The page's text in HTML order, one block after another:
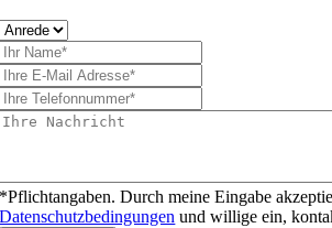
*Pflichtangaben. Durch meine Eingabe
Datenschutzbedingungen und willige ein,